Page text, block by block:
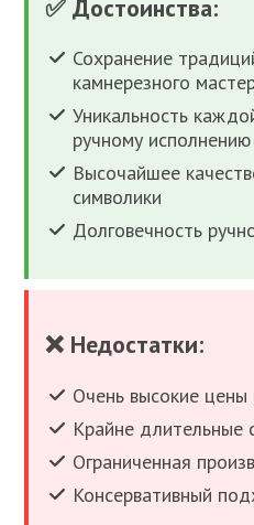
✅ Достоинства:
Сохранение
камнерезного
Уникальность
ручному исполнению
Высочайшее
символики
Долговечность
❌ Недостатки:
Очень высокие
Крайне
Ограниченная
Консервативный